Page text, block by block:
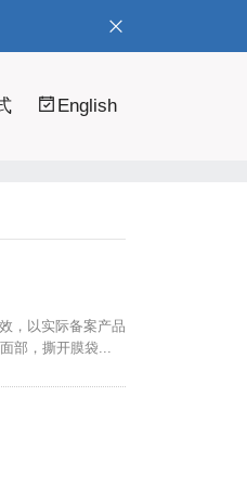
English
，以实际备案产品
部，撕开膜袋...